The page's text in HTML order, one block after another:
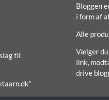
til
Bloggen
i form af
Alle
Vælger
link,
drive